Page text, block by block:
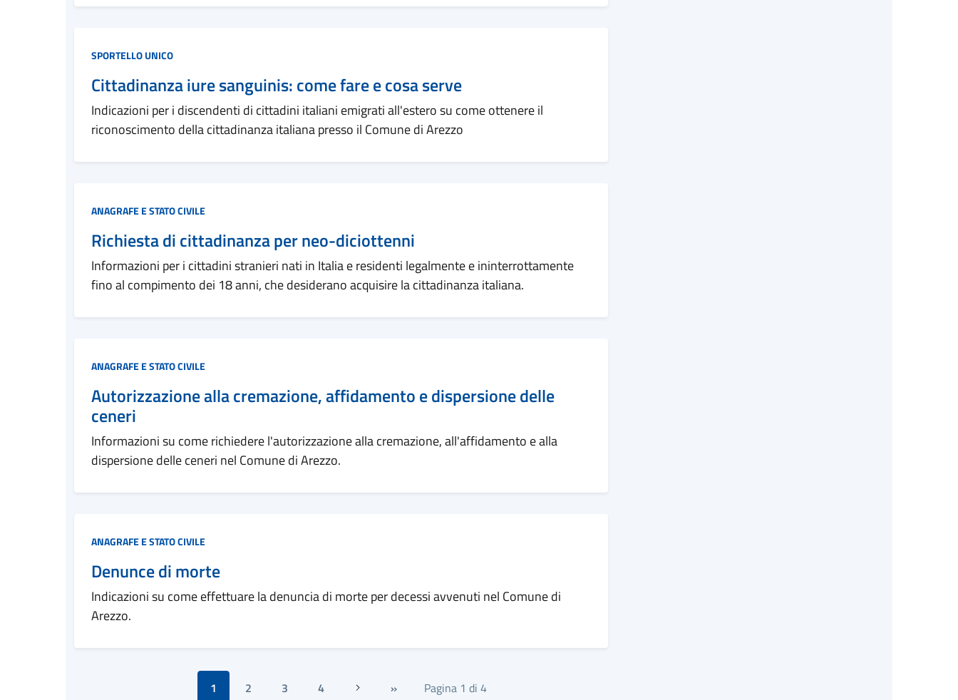
Categoria:
SPORTELLO UNICO
Cittadinanza iure sanguinis: come fare e cosa serve
Indicazioni per i discendenti di cittadini italiani emigrati all'estero su come ottenere il
riconoscimento della cittadinanza italiana presso il Comune di Arezzo
Categoria:
ANAGRAFE E STATO CIVILE
Richiesta di cittadinanza per neo-diciottenni
Informazioni per i cittadini stranieri nati in Italia e residenti legalmente e ininterrottamente
fino al compimento dei 18 anni, che desiderano acquisire la cittadinanza italiana.
Categoria:
ANAGRAFE E STATO CIVILE
Autorizzazione alla cremazione, affidamento e dispersione delle
ceneri
Informazioni su come richiedere l'autorizzazione alla cremazione, all'affidamento e alla
dispersione delle ceneri nel Comune di Arezzo.
Categoria:
ANAGRAFE E STATO CIVILE
Denunce di morte
Indicazioni su come effettuare la denuncia di morte per decessi avvenuti nel Comune di
Arezzo.
1 2 3 4 Successiva
» Pagina 1 di 4